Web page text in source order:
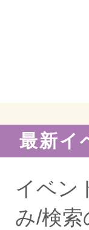
最新イ
イベン
み/検